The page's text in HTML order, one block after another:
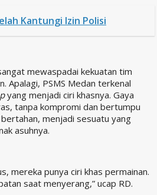
Kantungi Izin Polisi
mewaspadai kekuatan tim
Apalagi, PSMS Medan terkenal
yang menjadi ciri khasnya. Gaya
tanpa kompromi dan bertumpu
menjadi sesuatu yang
asuhnya.
mereka punya ciri khas permainan.
saat menyerang,” ucap RD.